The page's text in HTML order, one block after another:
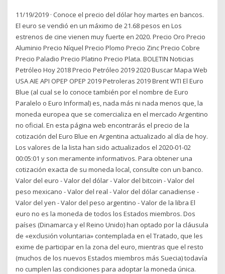
11/19/2019 · Conoce el precio del dólar hoy martes en bancos.
El euro se vendió en un máximo de 21.68 pesos en Los
estrenos de cine vienen muy fuerte en 2020. Precio Oro Precio
Aluminio Precio Níquel Precio Plomo Precio Zinc Precio Cobre
Precio Paladio Precio Platino Precio Plata. BOLETIN Noticias
Petróleo Hoy 2018 Precio Petróleo 2019 2020 Buscar Mapa Web
USA AIE API OPEP OPEP 2019 Petroleras 2019 Brent WTI El Euro
Blue (al cual se lo conoce también por el nombre de Euro
Paralelo o Euro Informal) es, nada más ni nada menos que, la
moneda europea que se comercializa en el mercado Argentino
no oficial. En esta página web encontrarás el precio de la
cotización del Euro Blue en Argentina actualizado al día de hoy.
Los valores de la lista han sido actualizados el 2020-01-02
00:05:01 y son meramente informativos. Para obtener una
cotización exacta de su moneda local, consulte con un banco.
Valor del euro - Valor del dólar - Valor del bitcoin - Valor del
peso mexicano - Valor del real - Valor del dólar canadiense -
Valor del yen - Valor del peso argentino - Valor de la libra El
euro no es la moneda de todos los Estados miembros. Dos
países (Dinamarca y el Reino Unido) han optado por la cláusula
de «exclusión voluntaria» contemplada en el Tratado, que les
exime de participar en la zona del euro, mientras que el resto
(muchos de los nuevos Estados miembros más Suecia) todavía
no cumplen las condiciones para adoptar la moneda única.